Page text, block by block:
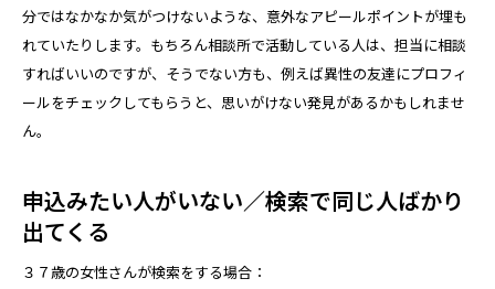
分ではなかなか気がつけないような、意外なアピールポイントが埋も
れていたりします。もちろん相談所で活動している人は、担当に相談
すればいいのですが、そうでない方も、例えば異性の友達にプロフィ
ールをチェックしてもらうと、思いがけない発見があるかもしれませ
ん。
申込みたい人がいない／検索で同じ人ばかり
出てくる
３７歳の女性さんが検索をする場合：